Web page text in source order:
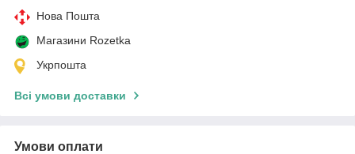
Нова Пошта
Магазини Rozetka
Укрпошта
Всі умови доставки
Умови оплати